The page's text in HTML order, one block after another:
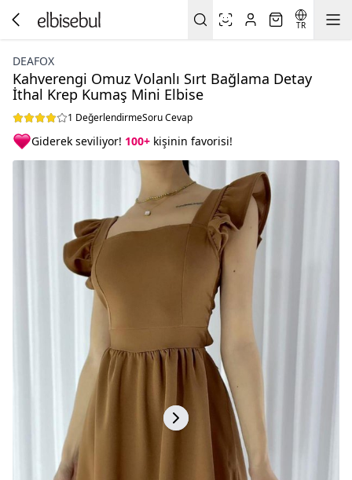
TR
DEAFOX
Kahverengi Omuz Volanlı Sırt Bağlama Detay
İthal Krep Kumaş Mini Elbise
1 DeğerlendirmeSoru Cevap
Giderek seviliyor! 100+ kişinin favorisi!